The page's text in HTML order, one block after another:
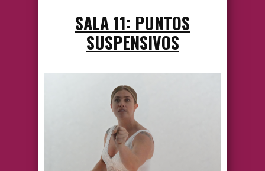
SALA 11: PUNTOS
SUSPENSIVOS